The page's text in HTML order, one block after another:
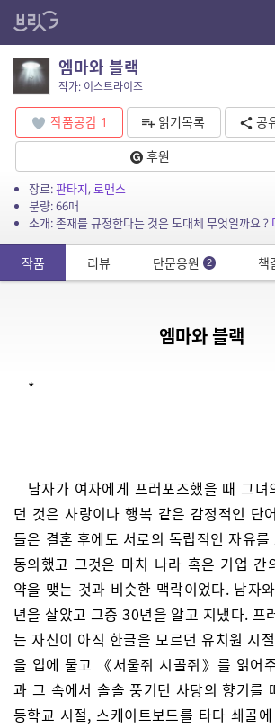
엠마와 블랙
작가: 이스트라이즈
작품공감 1 읽기목록 공
후원
장르:판타지,로맨스
분량: 66매
소개: 존재를 규정한다는 것은 도대체 무엇일까요 ?
작품 리뷰 단문응원 2 책
엠마와 블랙
*
남자가 여자에게 프러포즈했을 때 그
던 것은 사랑이나 행복 같은 감정적인 단
들은 결혼 후에도 서로의 독립적인 자유
동의했고 그것은 마치 나라 혹은 기업 간
약을 맺는 것과 비슷한 맥락이었다. 남자
년을 살았고 그중 30년을 알고 지냈다. 프
는 자신이 아직 한글을 모르던 유치원 시
을 입에 물고 《서울쥐 시골쥐》를 읽어
과 그 속에서 솔솔 풍기던 사탕의 향기를
등학교 시절, 스케이트보드를 타다 쇄골